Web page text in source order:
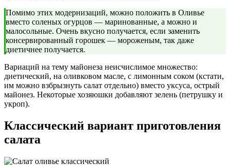
Помимо этих модернизаций, можно положить в Оливье
вместо соленых огурцов — маринованные, а можно и
малосольные. Очень вкусно получается, если заменить
консервированный горошек — мороженым, так даже
диетичнее получается.
Вариаций на тему майонеза неисчислимое множество:
диетический, на оливковом масле, с лимонным соком (кстати,
им можно взбрызнуть салат отдельно) вместо уксуса, острый
майонез. Некоторые хозяюшки добавляют зелень (петрушку и
укроп).
Классический вариант приготовления
салата